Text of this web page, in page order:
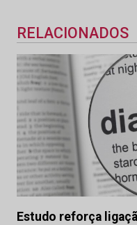
RELACIONADOS
Estudo reforça